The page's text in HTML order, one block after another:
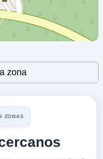
VER PRECIOS
zona
ZONAS